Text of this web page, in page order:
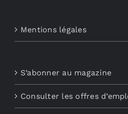
Mentions légales
S’abonner au magazine
Consulter les offres